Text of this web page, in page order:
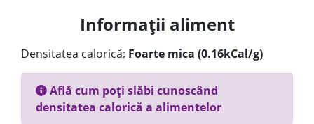
Informații aliment
Densitatea calorică: Foarte mica (0.16kCal/g)
Află cum poți slăbi cunoscând
densitatea calorică a alimentelor